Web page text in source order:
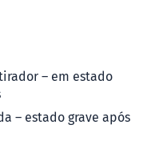
– em estado
– estado grave após